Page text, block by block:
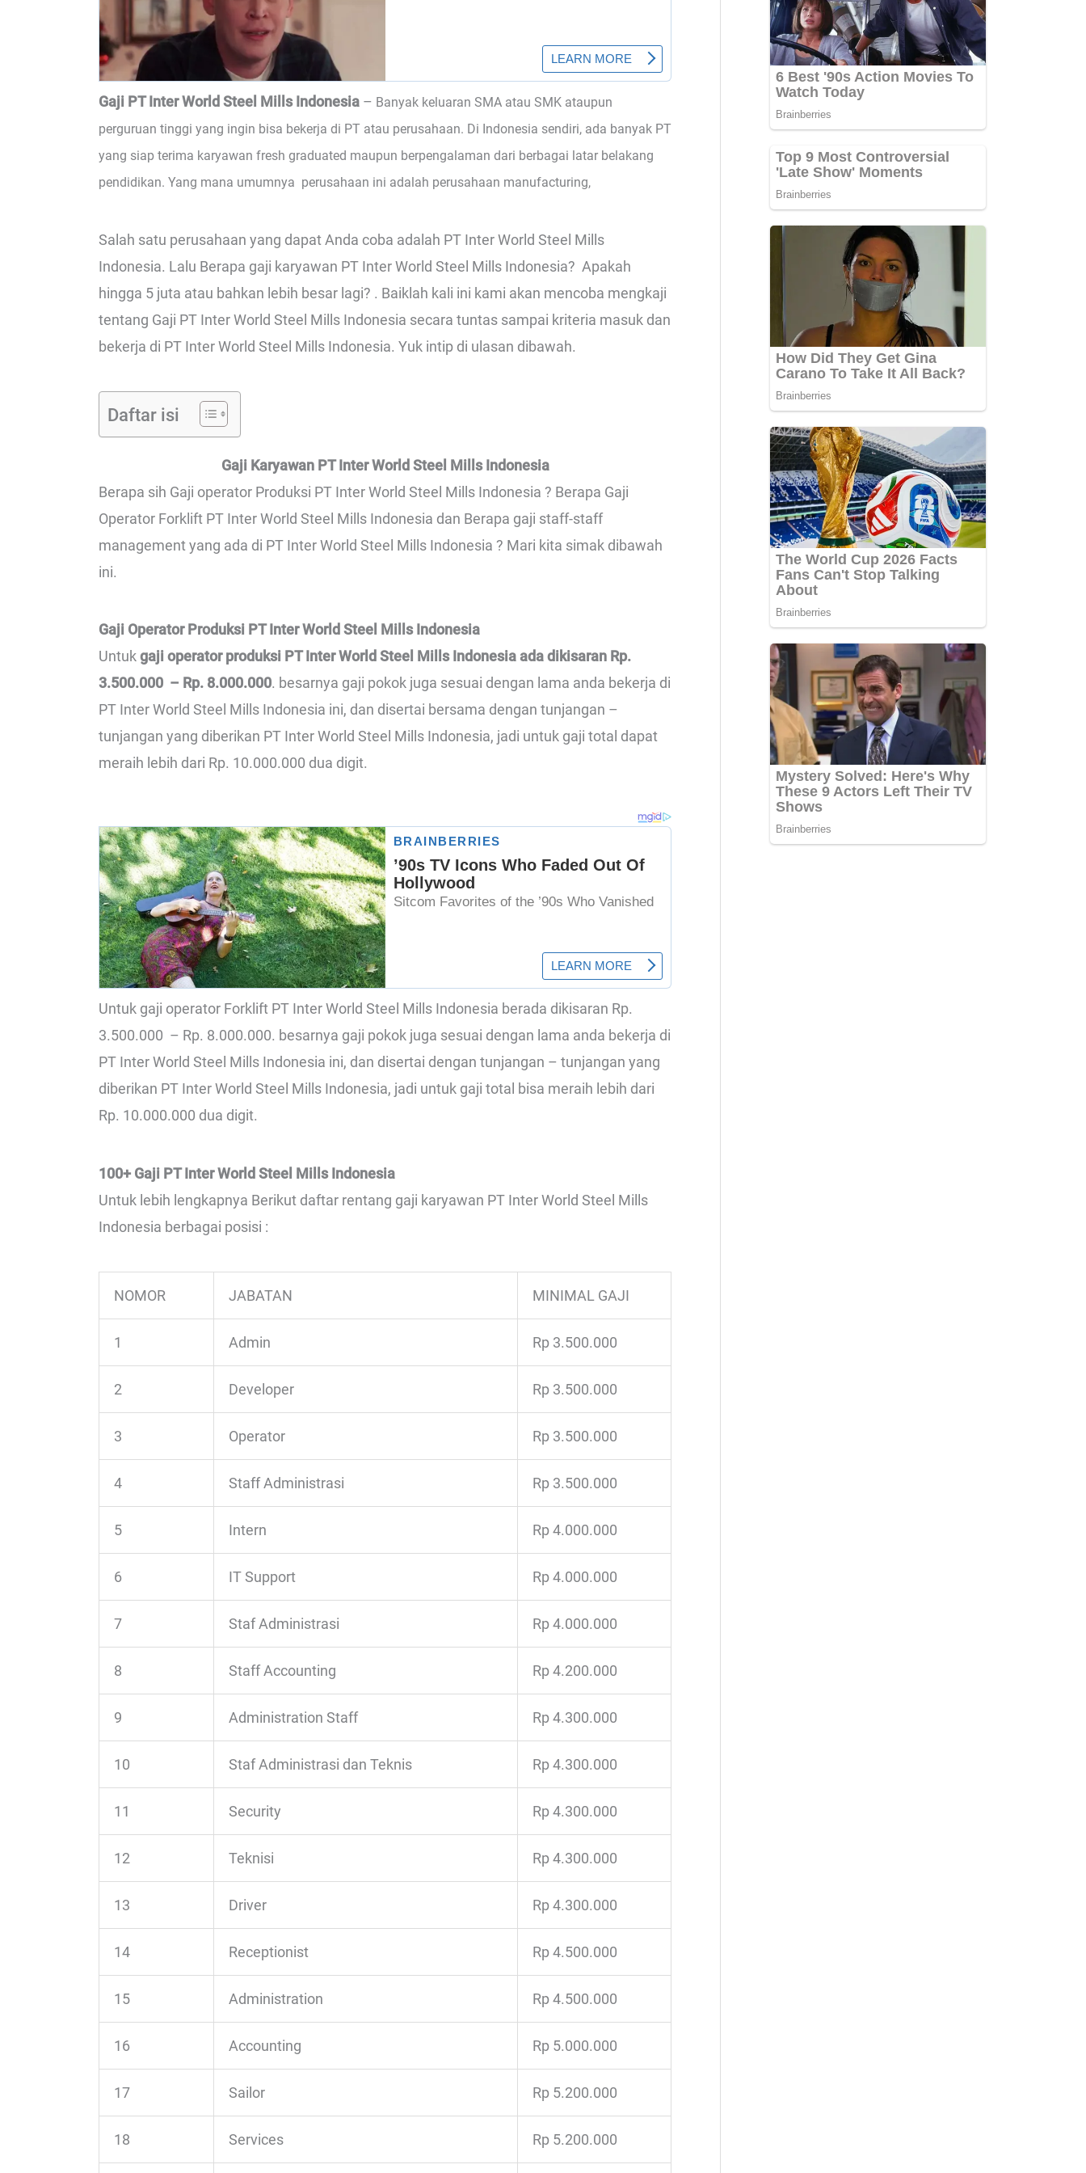
Gaji PT Inter World Steel Mills Indonesia – Banyak keluaran SMA atau SMK ataupun
perguruan tinggi yang ingin bisa bekerja di PT atau perusahaan. Di Indonesia sendiri, ada banyak PT
yang siap terima karyawan fresh graduated maupun berpengalaman dari berbagai latar belakang
pendidikan. Yang mana umumnya perusahaan ini adalah perusahaan manufacturing,
Salah satu perusahaan yang dapat Anda coba adalah PT Inter World Steel Mills
Indonesia. Lalu Berapa gaji karyawan PT Inter World Steel Mills Indonesia? Apakah
hingga 5 juta atau bahkan lebih besar lagi? . Baiklah kali ini kami akan mencoba mengkaji
tentang Gaji PT Inter World Steel Mills Indonesia secara tuntas sampai kriteria masuk dan
bekerja di PT Inter World Steel Mills Indonesia. Yuk intip di ulasan dibawah.
Daftar isi
Gaji Karyawan PT Inter World Steel Mills Indonesia
Berapa sih Gaji operator Produksi PT Inter World Steel Mills Indonesia ? Berapa Gaji
Operator Forklift PT Inter World Steel Mills Indonesia dan Berapa gaji staff-staff
management yang ada di PT Inter World Steel Mills Indonesia ? Mari kita simak dibawah
ini.
Gaji Operator Produksi PT Inter World Steel Mills Indonesia
Untukgaji operator produksi PT Inter World Steel Mills Indonesia ada dikisaran Rp.
3.500.000 – Rp. 8.000.000. besarnya gaji pokok juga sesuai dengan lama anda bekerja di
PT Inter World Steel Mills Indonesia ini, dan disertai bersama dengan tunjangan –
tunjangan yang diberikan PT Inter World Steel Mills Indonesia, jadi untuk gaji total dapat
meraih lebih dari Rp. 10.000.000 dua digit.
Untuk gaji operator Forklift PT Inter World Steel Mills Indonesia berada dikisaran Rp.
3.500.000 – Rp. 8.000.000. besarnya gaji pokok juga sesuai dengan lama anda bekerja di
PT Inter World Steel Mills Indonesia ini, dan disertai dengan tunjangan – tunjangan yang
diberikan PT Inter World Steel Mills Indonesia, jadi untuk gaji total bisa meraih lebih dari
Rp. 10.000.000 dua digit.
100+ Gaji PT Inter World Steel Mills Indonesia
Untuk lebih lengkapnya Berikut daftar rentang gaji karyawan PT Inter World Steel Mills
Indonesia berbagai posisi :
NOMOR JABATAN MINIMAL GAJI
1 Admin Rp 3.500.000
2 Developer Rp 3.500.000
3 Operator Rp 3.500.000
4 Staff Administrasi Rp 3.500.000
5 Intern Rp 4.000.000
6 IT Support Rp 4.000.000
7 Staf Administrasi Rp 4.000.000
8 Staff Accounting Rp 4.200.000
9 Administration Staff Rp 4.300.000
10 Staf Administrasi dan Teknis Rp 4.300.000
11 Security Rp 4.300.000
12 Teknisi Rp 4.300.000
13 Driver Rp 4.300.000
14 Receptionist Rp 4.500.000
15 Administration Rp 4.500.000
16 Accounting Rp 5.000.000
17 Sailor Rp 5.200.000
18 Services Rp 5.200.000